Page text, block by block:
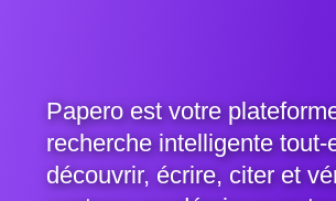
Papero est votre
recherche intelligente tout-
découvrir, écrire, citer et